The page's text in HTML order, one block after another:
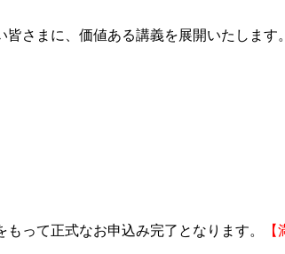
さまに、価値ある講義を展開いたします
って正式なお申込み完了となります。
【